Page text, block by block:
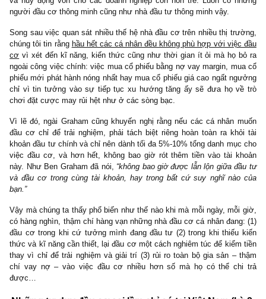
Dù vậy, cùng chung quan điểm với ngài Benjamin Graham,
cũng không nghĩ rằng đầu cơ hợp pháp là xấu xa hoàn toàn.
nhìn một cách khách quan, giúp tạo ra thanh khoản, san sẻ rủi ro
và huy động vốn cho các doanh nghiệp còn non trẻ. Luôn có
người đầu cơ thông minh cũng như nhà đầu tư thông minh vậy.
chúng tôi tin rằnghầu hết các cá nhân đều không phù hợp với
cơvì xét đến kĩ năng, kiến thức cũng như thời gian ít ỏi mà họ
ngoài công việc chính: việc mua cổ phiếu bằng nợ vay margin,
phiếu mới phát hành nóng nhất hay mua cổ phiếu giá cao ngất
chỉ vì tin tưởng vào sự tiếp tục xu hướng tăng ấy sẽ đưa họ
chơi đặt cược may rủi hệt như ở các sòng bạc.
Vì lẽ đó, ngài Graham cũng khuyến nghị rằng nếu các cá nhân
đầu cơ chỉ để trải nghiệm, phải tách biệt riêng hoàn toàn ra
khoản đầu tư chính và chỉ nên dành tối đa 5%-10% tổng danh
việc đầu cơ, và hơn hết, không bao giờ rót thêm tiền vào tài
này. Như Ben Graham đã nói, “không bao giờ được lẫn lộn giữa
và đầu cơ trong cùng tài khoản, hay trong bất cứ suy nghĩ
bạn.”